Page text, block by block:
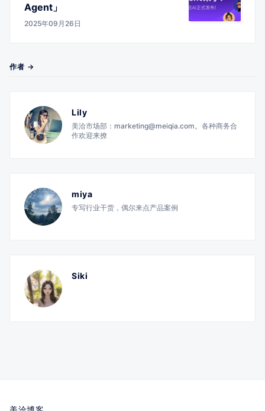
Agent」
2025年09月26日
作者 →
Lily
美洽市场部：marketing@meiqia.com。各种商务合
作欢迎来撩
miya
专写行业干货，偶尔来点产品案例
Siki